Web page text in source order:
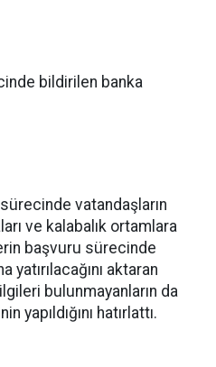
bildirilen banka
vatandaşların
ve kalabalık ortamlara
başvuru sürecinde
yatırılacağını aktaran
bulunmayanların da
yapıldığını hatırlattı.